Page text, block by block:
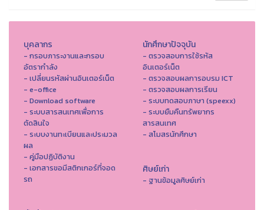
บุคลากร
- กรอบภาระงานและกรอบ
อัตรากำลัง
- เปลี่ยนรหัสผ่านอินเตอร์เน็ต
- e-office
- Download software
- ระบบสารสนเทศเพื่อการ
ตัดสินใจ
- ระบบงานทะเบียนและประมวล
ผล
- คู่มือปฏิบัติงาน
- เอกสารขอมีสติกเกอร์ที่จอด
รถ
นักศึกษาปัจจุบัน
- ตรวจสอบการใช้รหัส
อินเตอร์เน็ต
- ตรวจสอบผลการอบรม ICT
- ตรวจสอบผลการเรียน
- ระบบทดสอบภาษา (speexx)
- ระบบยืมคืนทรัพยากร
สารสนเทศ
- สโมสรนักศึกษา
ศิษย์เก่า
- ฐานข้อมูลศิษย์เก่า